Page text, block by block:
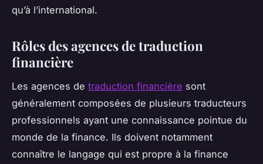
qu’à l’international.
Rôles des agences de traduction
financière
Les agences de traduction financière sont
généralement composées de plusieurs traducteurs
professionnels ayant une connaissance pointue du
monde de la finance. Ils doivent notamment
connaître le langage qui est propre à la finance